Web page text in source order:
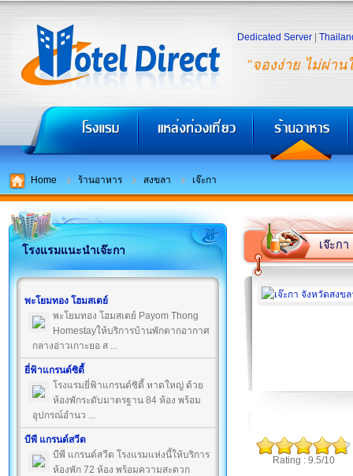
"จองง่าย ไม่ผ่าน
Dedicated Server
Home ร้านอาหาร สงขลา เจ๊ะกา
โรงแรมแนะนำเจ๊ะกา
พะโยมทอง โฮมสเตย์
พะโยมทอง โฮมสเตย์ Payom Thong
Homestayให้บริการบ้านพักตากอากาศ
กลางอ่าวเกาะยอ ส ...
ยี่ฟ้าแกรนด์ซิตี้
โรงแรมยี่ฟ้าแกรนด์ซิตี้ หาดใหญ่ ด้วย
ห้องพักระดับมาตรฐาน 84 ห้อง พร้อม
อุปกรณ์อำนว ...
บีพี แกรนด์สวีต
บีพี แกรนด์สวีต โรงแรมแห่งนี้ให้บริการ
ห้องพัก 72 ห้อง พร้อมความสะดวก
เจ๊ะกา
Rating : 9.5/10